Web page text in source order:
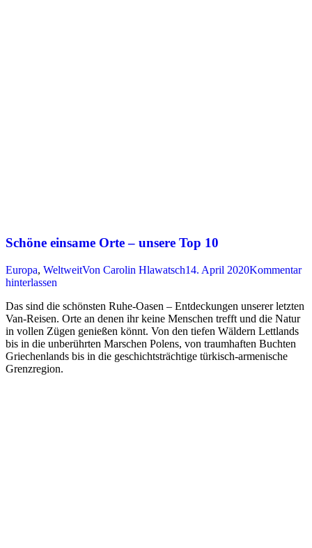
Schöne einsame Orte – unsere Top 10
Europa, WeltweitVon Carolin Hlawatsch14. April 2020Kommentar
hinterlassen
Das sind die schönsten Ruhe-Oasen – Entdeckungen unserer letzten
Van-Reisen. Orte an denen ihr keine Menschen trefft und die Natur
in vollen Zügen genießen könnt. Von den tiefen Wäldern Lettlands
bis in die unberührten Marschen Polens, von traumhaften Buchten
Griechenlands bis in die geschichtsträchtige türkisch-armenische
Grenzregion.